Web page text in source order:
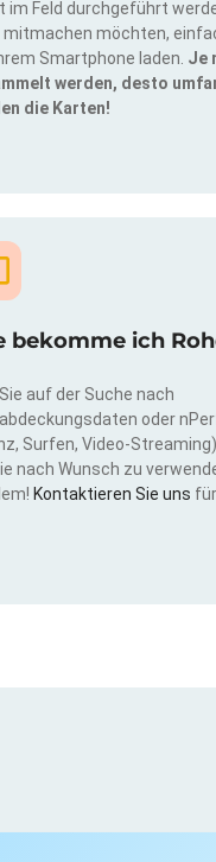
im Feld durchgeführt
mitmachen möchten,
Smartphone laden. Je
werden, desto
die Karten!
bekomme ich
auf der Suche nach
oder
Surfen, Video-
nach Wunsch zu
Kontaktieren Sie uns